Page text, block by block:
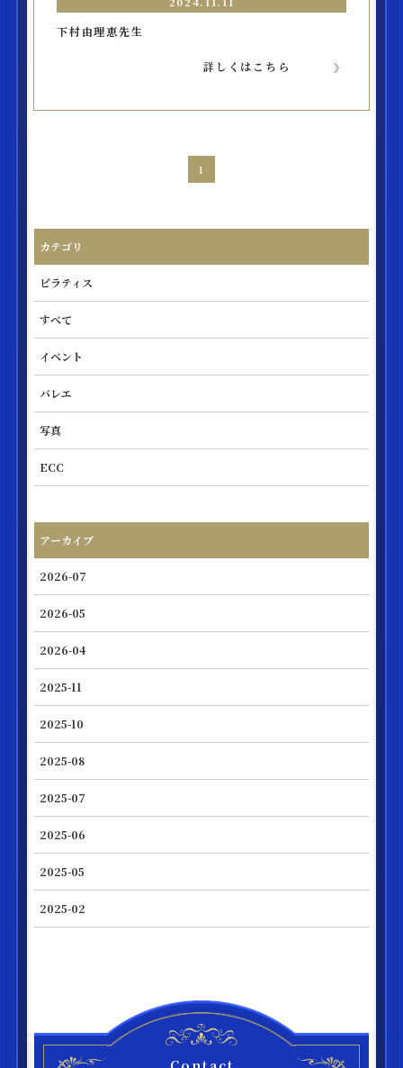
下村由理恵先生
詳しくはこちら
1
カテゴリ
ピラティス
すべて
イベント
バレエ
写真
ECC
アーカイブ
2026-07
2026-05
2026-04
2025-11
2025-10
2025-08
2025-07
2025-06
2025-05
2025-02